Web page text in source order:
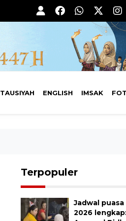
TAUSIYAH ENGLISH IMSAK
Terpopuler
Jadwal
2026